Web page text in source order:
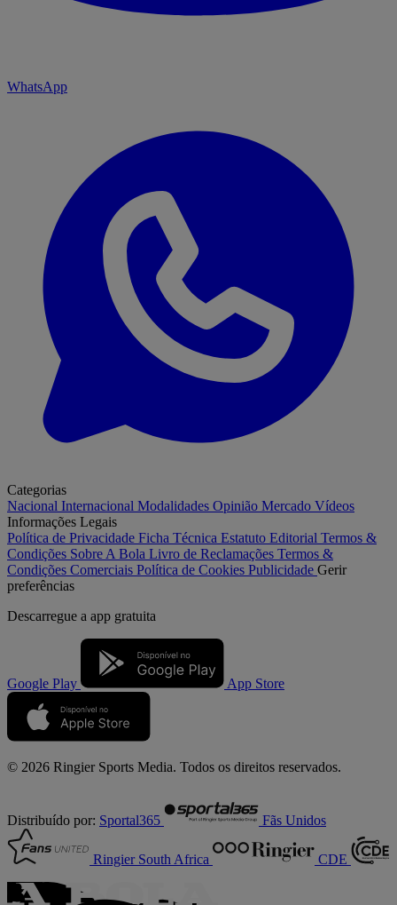
WhatsApp
Categorias
Nacional Internacional Modalidades Opinião Mercado Vídeos
Informações Legais
Política de Privacidade Ficha Técnica Estatuto Editorial Termos &
Condições Sobre A Bola Livro de Reclamações Termos &
Condições Comerciais Política de Cookies Publicidade Gerir
preferências
Descarregue a app gratuita
Google Play App Store
© 2026 Ringier Sports Media. Todos os direitos reservados.
Distribuído por: Sportal365 Fãs Unidos
Ringier South Africa CDE